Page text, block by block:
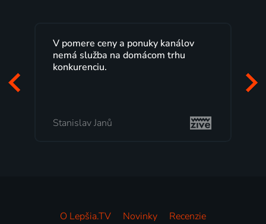
V pomere ceny a ponuky kanálov
nemá služba na domácom trhu
konkurenciu.
Stanislav Janů
pozerať,
to, čo mi
O Lepšia.TV Novinky
Recenzie